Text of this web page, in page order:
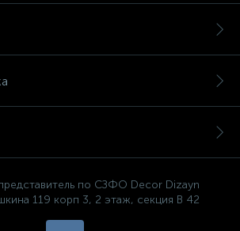
по СЗФО Decor Dizayn
119 корп 3, 2 этаж, секция В 42